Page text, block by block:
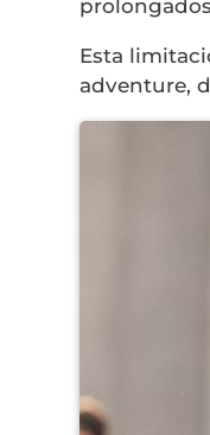
Esta
adventure,